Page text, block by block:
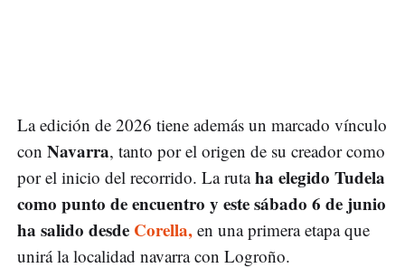
La edición de 2026 tiene además un marcado vínculo
con Navarra, tanto por el origen de su creador como
por el inicio del recorrido. La rutaha elegido Tudela
como punto de encuentro y este sábado 6 de junio
ha salido desde Corella, en una primera etapa que
unirá la localidad navarra con Logroño.